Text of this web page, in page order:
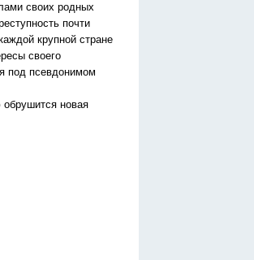
своих родных
почти
крупной стране
своего
под псевдонимом
обрушится новая